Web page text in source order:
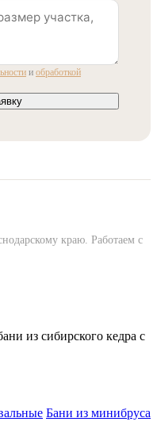
и обработкой
краю. Работаем с
из сибирского кедра с
Бани из минибруса